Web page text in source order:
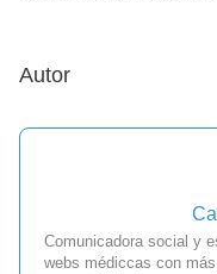
Autor
Comunicadora social y
webs médiccas con